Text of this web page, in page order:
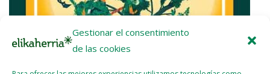
Gestionar el consentimiento
de las cookies